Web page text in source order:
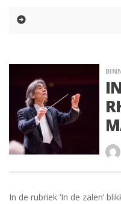
In de rubriek ‘In de zalen’